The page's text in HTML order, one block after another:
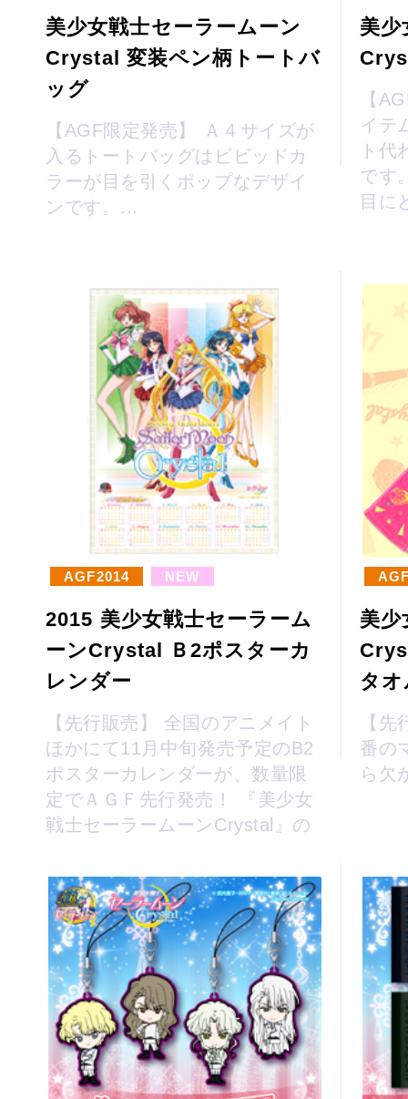
美少女戦士セーラームーン
Crystal 変装ペン柄トートバ
ッグ
【AGF限定発売】 Ａ４サイズが
入るトートバッグはビビッドカ
ラーが目を引くポップなデザイ
ンです。...
美少
【
イテ
ト代
です
目に
AGF2014 NEW
2015 美少女戦士セーラーム
ーンCrystal Ｂ2ポスターカ
レンダー
【先行販売】 全国のアニメイト
ほかにて11月中旬発売予定のB2
ポスターカレンダーが、数量限
定でＡＧＦ先行発売！ 『美少女
戦士セーラームーンCrystal』の
携の一枚です！...
美少
タ
【
番の
ら欠